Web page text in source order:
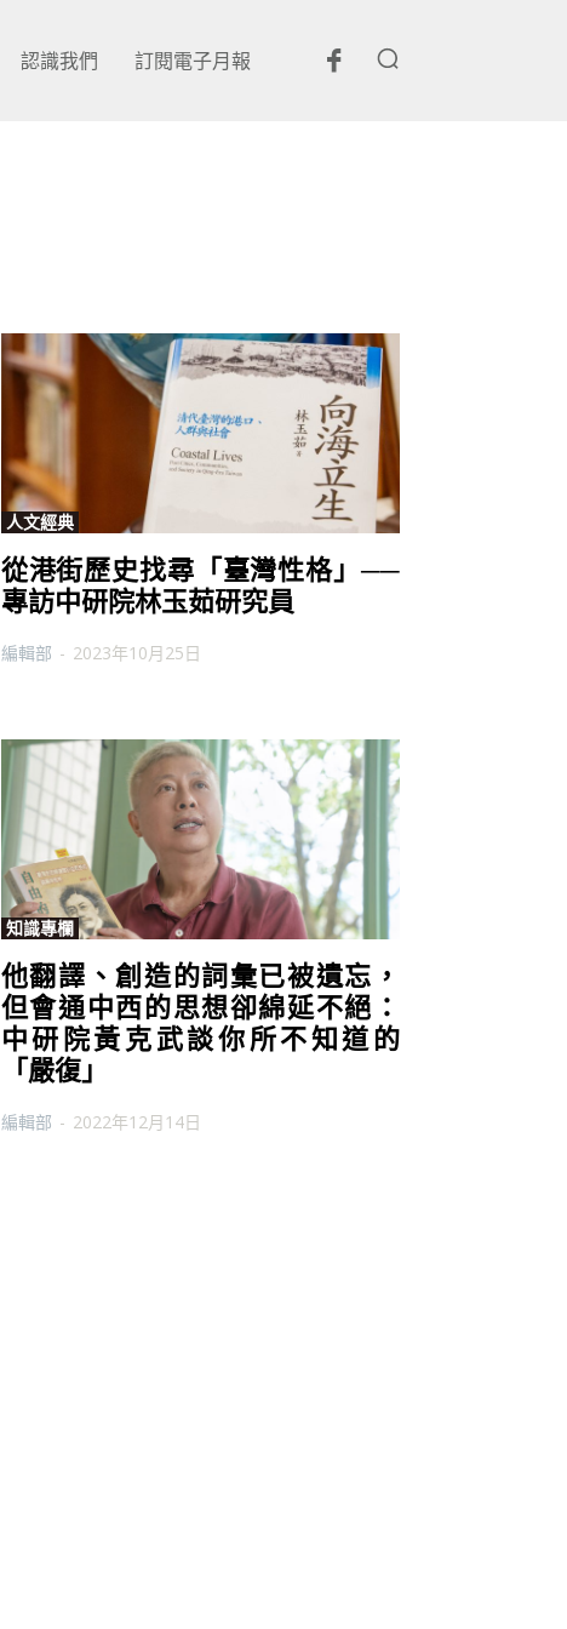
認識我們 訂閱電子月報
人文經典
從港街歷史找尋「臺灣性格」──
專訪中研院林玉茹研究員
編輯部 - 2023年10月25日
知識專欄
他翻譯、創造的詞彙已被遺忘，
但會通中西的思想卻綿延不絕：
中研院黃克武談你所不知道的
「嚴復」
編輯部 - 2022年12月14日